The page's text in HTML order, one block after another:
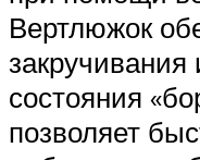
Вертлюжок
состояния
позволяет